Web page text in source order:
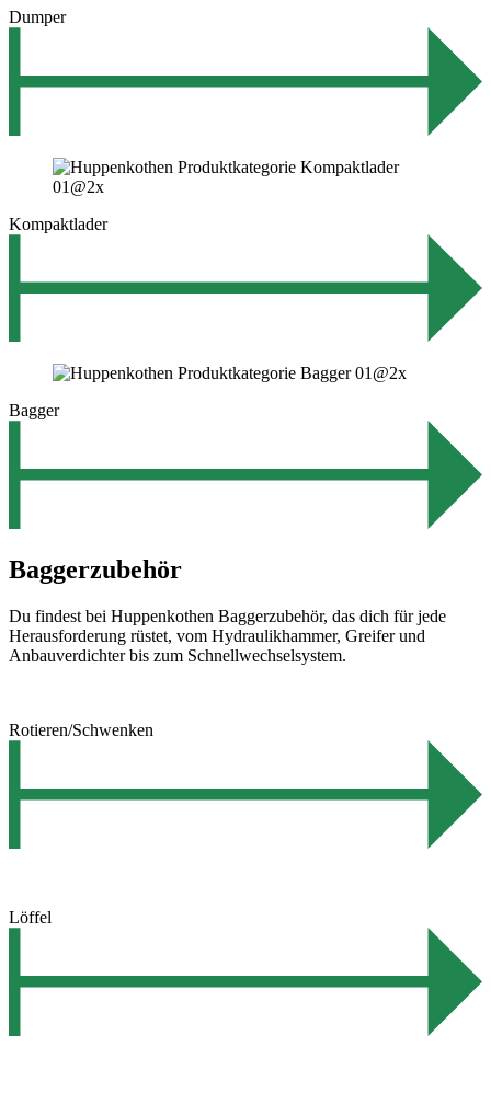
Dumper
Kompaktlader
Bagger
Baggerzubehör
Du findest bei Huppenkothen Baggerzubehör, das dich für jede
Herausforderung rüstet, vom Hydraulikhammer, Greifer und
Anbauverdichter bis zum Schnellwechselsystem.
Rotieren/Schwenken
Löffel